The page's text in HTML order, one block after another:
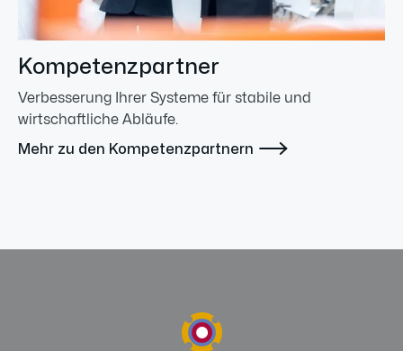
Kompetenzpartner
Verbesserung Ihrer Systeme für stabile und
wirtschaftliche Abläufe.
Mehr zu den Kompetenzpartnern 